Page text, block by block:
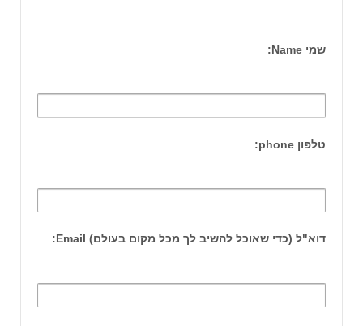
שמי Name:
טלפון phone:
דוא"ל (כדי שאוכל להשיב לך מכל מקום בעולם) Email: